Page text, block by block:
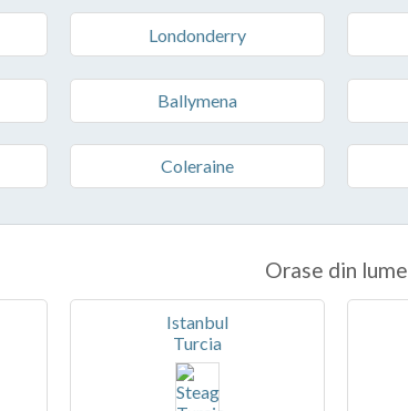
Londonderry
Ballymena
Coleraine
Orase din lume
Istanbul
Turcia